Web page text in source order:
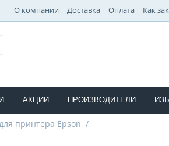
О компании Доставка Оплата Как
АКЦИИ ПРОИЗВОДИТЕЛИ
принтера Epson /